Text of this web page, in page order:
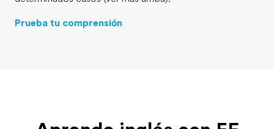
Prueba tu comprensión